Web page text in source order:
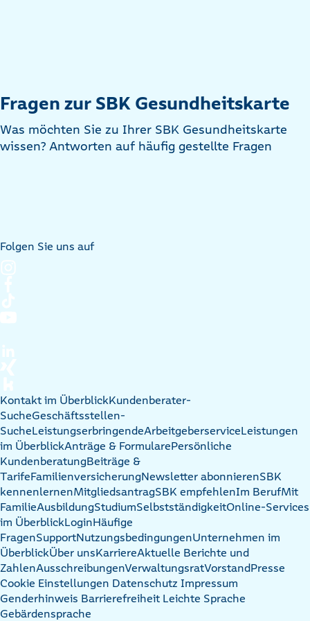
Fragen zur SBK Gesundheitskarte
Was möchten Sie zu Ihrer SBK Gesundheitskarte
wissen? Antworten auf häufig gestellte Fragen
Folgen Sie uns auf
Kontakt im ÜberblickKundenberater-
SucheGeschäftsstellen-
SucheLeistungserbringendeArbeitgeberserviceLeistungen
im ÜberblickAnträge & FormularePersönliche
KundenberatungBeiträge &
TarifeFamilienversicherungNewsletter abonnierenSBK
kennenlernenMitgliedsantragSBK empfehlenIm BerufMit
FamilieAusbildungStudiumSelbstständigkeitOnline-Services
im ÜberblickLoginHäufige
FragenSupportNutzungsbedingungenUnternehmen im
ÜberblickÜber unsKarriereAktuelle Berichte und
ZahlenAusschreibungenVerwaltungsratVorstandPresse
Cookie Einstellungen Datenschutz Impressum
Genderhinweis Barrierefreiheit Leichte Sprache
Gebärdensprache